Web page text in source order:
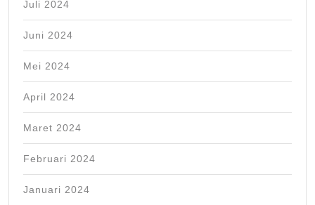
Juli 2024
Juni 2024
Mei 2024
April 2024
Maret 2024
Februari 2024
Januari 2024